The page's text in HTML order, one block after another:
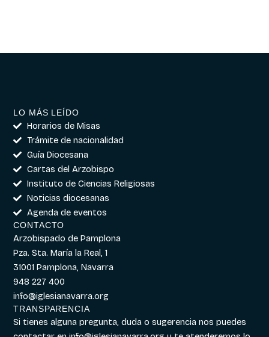
LO MÁS LEÍDO
Horarios de Misas
Trámite de nacionalidad
Guía Diocesana
Cartas del Arzobispo
Instituto de Ciencias Religiosas
Noticias diocesanas
Agenda de eventos
CONTACTO
Arzobispado de Pamplona
Pza. Sta. María la Real, 1
31001 Pamplona, Navarra
948 227 400
info@iglesianavarra.org
TRANSPARENCIA
Si tienes alguna pregunta, duda o sugerencia nos puedes